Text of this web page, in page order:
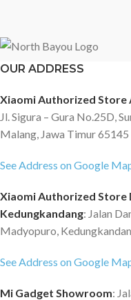
OUR ADDRESS
Xiaomi Authorized Store
Jl. Sigura – Gura No.25D,
Malang, Jawa Timur 65145
See Address on Google
Xiaomi Authorized Store
Kedungkandang: Jalan
Madyopuro,
See Address on Google
Mi Gadget Showroom: